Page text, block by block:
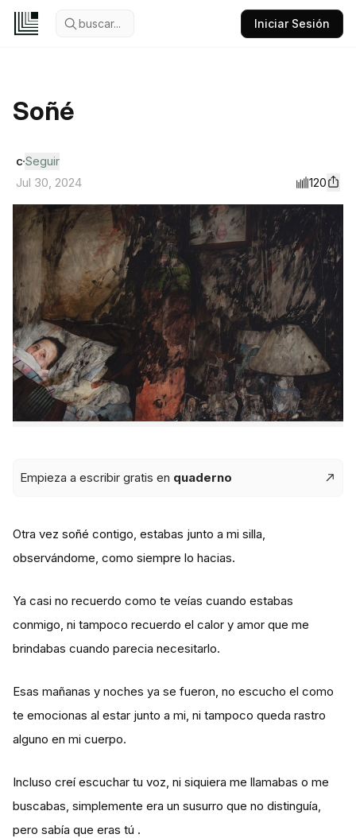
buscar... Iniciar Sesión
Soñé
c Seguir
Jul 30, 2024
120
Empieza a escribir gratis en quaderno
Otra vez soñé contigo, estabas junto a mi silla,
observándome, como siempre lo hacias.
Ya casi no recuerdo como te veías cuando estabas
conmigo, ni tampoco recuerdo el calor y amor que me
brindabas cuando parecia necesitarlo.
Esas mañanas y noches ya se fueron, no escucho el como
te emocionas al estar junto a mi, ni tampoco queda rastro
alguno en mi cuerpo.
Incluso creí escuchar tu voz, ni siquiera me llamabas o me
buscabas, simplemente era un susurro que no distinguía,
pero sabía que eras tú .